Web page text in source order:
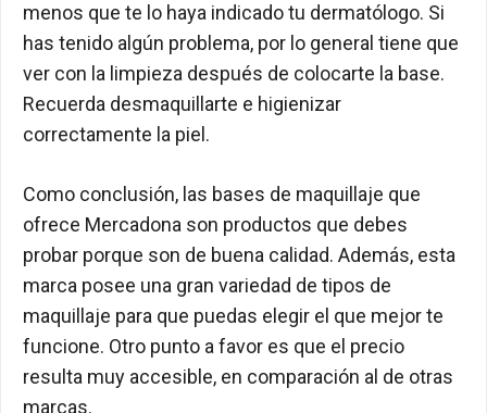
menos que te lo haya indicado tu dermatólogo. Si
has tenido algún problema, por lo general tiene que
ver con la limpieza después de colocarte la base.
Recuerda desmaquillarte e higienizar
correctamente la piel.
Como conclusión, las bases de maquillaje que
ofrece Mercadona son productos que debes
probar porque son de buena calidad. Además, esta
marca posee una gran variedad de tipos de
maquillaje para que puedas elegir el que mejor te
funcione. Otro punto a favor es que el precio
resulta muy accesible, en comparación al de otras
marcas.